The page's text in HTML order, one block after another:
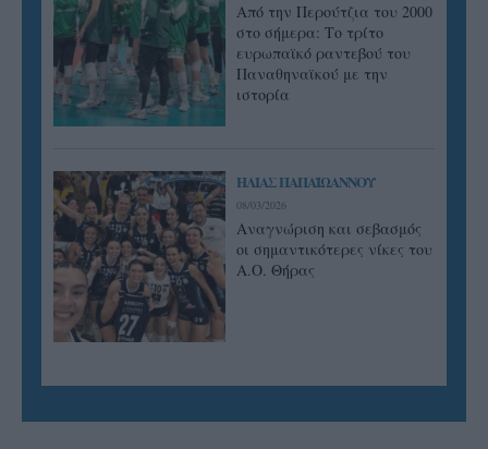
Από την Περούτζια του 2000
στο σήμερα: Tο τρίτο
ευρωπαϊκό ραντεβού του
Παναθηναϊκού με την
ιστορία
ΗΛΙΑΣ ΠΑΠΑΪΩΑΝΝΟΥ
08/03/2026
Αναγνώριση και σεβασμός
οι σημαντικότερες νίκες του
Α.Ο. Θήρας